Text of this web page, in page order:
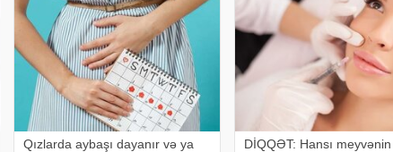
Qızlarda aybaşı dayanır və ya
DİQQƏT: Hansı